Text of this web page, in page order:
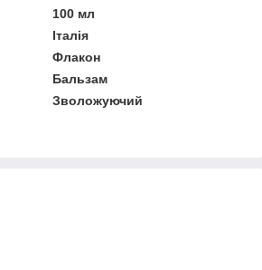
100 мл
Італія
Флакон
Бальзам
Зволожуючий